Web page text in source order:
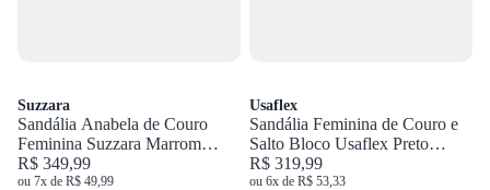
Suzzara
Sandália Anabela de Couro
Feminina Suzzara Marrom
1005-1913
R$ 349,99
ou 7x de R$ 49,99
Usaflex
Sandália Feminina de Couro e
Salto Bloco Usaflex Preto
Y8209
R$ 319,99
ou 6x de R$ 53,33